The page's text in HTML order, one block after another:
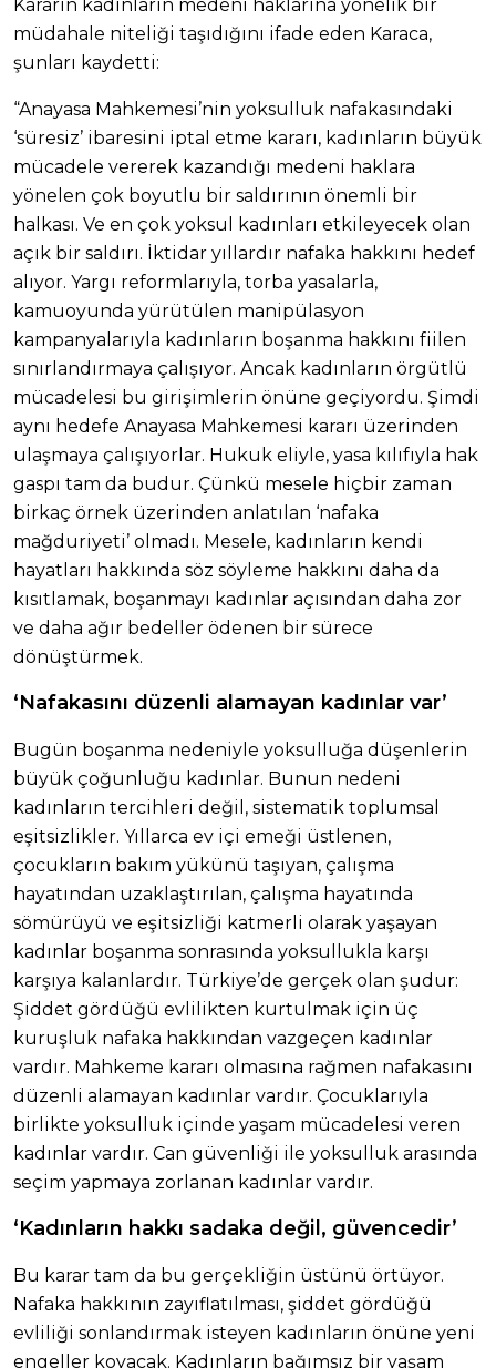
Kararın kadınların medeni haklarına yönelik bir
müdahale niteliği taşıdığını ifade eden Karaca,
şunları kaydetti:
“Anayasa Mahkemesi’nin yoksulluk nafakasındaki
‘süresiz’ ibaresini iptal etme kararı, kadınların büyük
mücadele vererek kazandığı medeni haklara
yönelen çok boyutlu bir saldırının önemli bir
halkası. Ve en çok yoksul kadınları etkileyecek olan
açık bir saldırı. İktidar yıllardır nafaka hakkını hedef
alıyor. Yargı reformlarıyla, torba yasalarla,
kamuoyunda yürütülen manipülasyon
kampanyalarıyla kadınların boşanma hakkını fiilen
sınırlandırmaya çalışıyor. Ancak kadınların örgütlü
mücadelesi bu girişimlerin önüne geçiyordu. Şimdi
aynı hedefe Anayasa Mahkemesi kararı üzerinden
ulaşmaya çalışıyorlar. Hukuk eliyle, yasa kılıfıyla hak
gaspı tam da budur. Çünkü mesele hiçbir zaman
birkaç örnek üzerinden anlatılan ‘nafaka
mağduriyeti’ olmadı. Mesele, kadınların kendi
hayatları hakkında söz söyleme hakkını daha da
kısıtlamak, boşanmayı kadınlar açısından daha zor
ve daha ağır bedeller ödenen bir sürece
dönüştürmek.
‘Nafakasını düzenli alamayan kadınlar var’
Bugün boşanma nedeniyle yoksulluğa düşenlerin
büyük çoğunluğu kadınlar. Bunun nedeni
kadınların tercihleri değil, sistematik toplumsal
eşitsizlikler. Yıllarca ev içi emeği üstlenen,
çocukların bakım yükünü taşıyan, çalışma
hayatından uzaklaştırılan, çalışma hayatında
sömürüyü ve eşitsizliği katmerli olarak yaşayan
kadınlar boşanma sonrasında yoksullukla karşı
karşıya kalanlardır. Türkiye’de gerçek olan şudur:
Şiddet gördüğü evlilikten kurtulmak için üç
kuruşluk nafaka hakkından vazgeçen kadınlar
vardır. Mahkeme kararı olmasına rağmen nafakasını
düzenli alamayan kadınlar vardır. Çocuklarıyla
birlikte yoksulluk içinde yaşam mücadelesi veren
kadınlar vardır. Can güvenliği ile yoksulluk arasında
seçim yapmaya zorlanan kadınlar vardır.
‘Kadınların hakkı sadaka değil, güvencedir’
Bu karar tam da bu gerçekliğin üstünü örtüyor.
Nafaka hakkının zayıflatılması, şiddet gördüğü
evliliği sonlandırmak isteyen kadınların önüne yeni
engeller koyacak. Kadınların bağımsız bir yaşam